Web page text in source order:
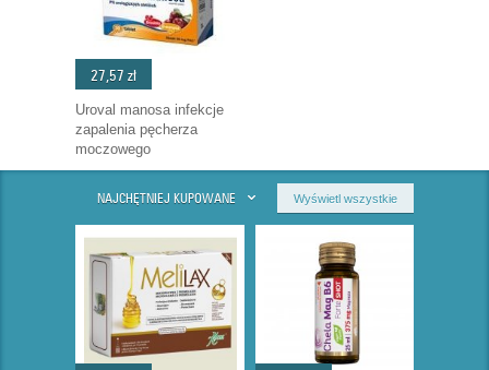
27,57 zł
Uroval manosa infekcje
zapalenia pęcherza
moczowego
NAJCHĘTNIEJ KUPOWANE Wyświetl wszystkie